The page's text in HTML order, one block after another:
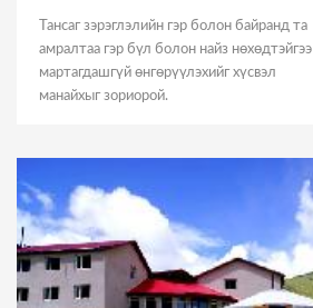
Тансаг зэрэглэлийн гэр болон байранд та
амралтаа гэр бүл болон найз нөхөдтэйгээ
мартагдашгүй өнгөрүүлэхийг хүсвэл
манайхыг зориорой.